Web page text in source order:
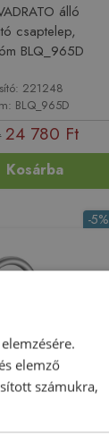
álló
csaptelep,
BLQ_965D
221248
BLQ_965D
24 780 Ft
Kosárba
-5%
mosogató
JK649NK
elemző
számukra,